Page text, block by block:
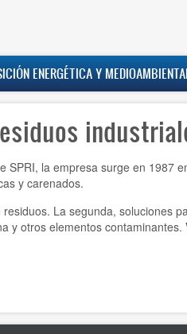
ENERGÉTICA Y MEDIOAMBIENTAL
SPRI, la empresa surge en 1987
y carenados.
La segunda, soluciones
y otros elementos contaminantes.